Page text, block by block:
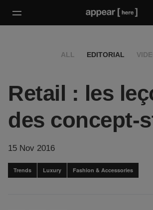
ALL EDITORIAL
Retail : les
des concept-
15 Nov 2016
Trends Luxury Fashion & Accessories